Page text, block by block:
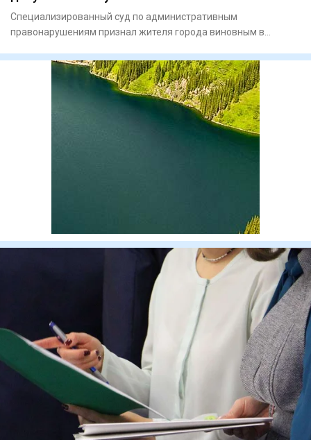
Специализированный суд по административным
правонарушениям признал жителя города виновным в